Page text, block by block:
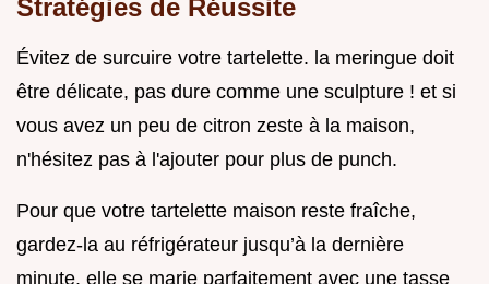
Stratégies de Réussite
Évitez de surcuire votre tartelette. la meringue doit
être délicate, pas dure comme une sculpture ! et si
vous avez un peu de citron zeste à la maison,
n'hésitez pas à l'ajouter pour plus de punch.
Pour que votre tartelette maison reste fraîche,
gardez-la au réfrigérateur jusqu’à la dernière
minute. elle se marie parfaitement avec une tasse